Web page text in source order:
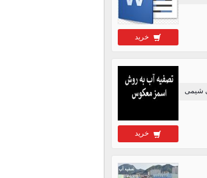
خرید
خرید
شیمی